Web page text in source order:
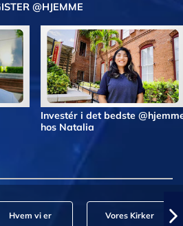
@HJEMME
Investér i det bedste
hos Natalia
Hvem vi er Vores Kirker